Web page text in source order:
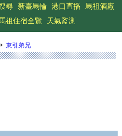
尋 新臺馬輪 港口直播 馬祖酒廠
祖住宿全覽 天氣監測
東引弟兄